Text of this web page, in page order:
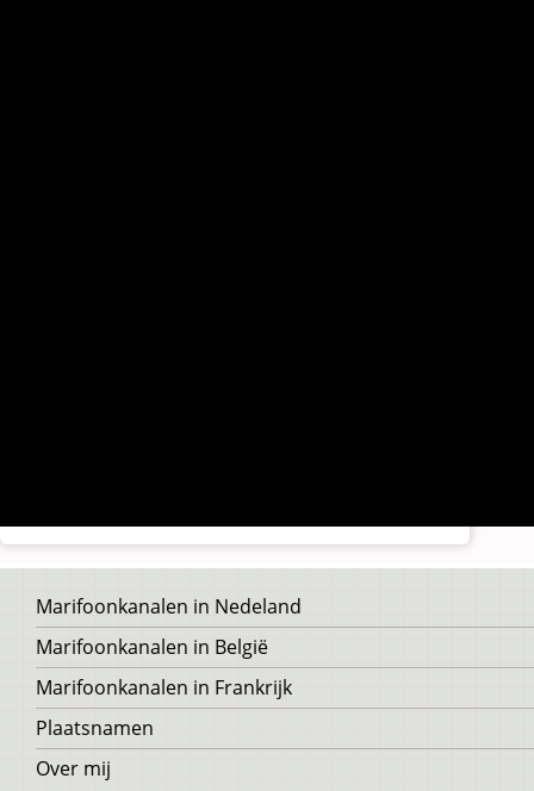
Voet
Marifoonkanalen in Nedeland
Marifoonkanalen in België
Marifoonkanalen in Frankrijk
Plaatsnamen
Over mij